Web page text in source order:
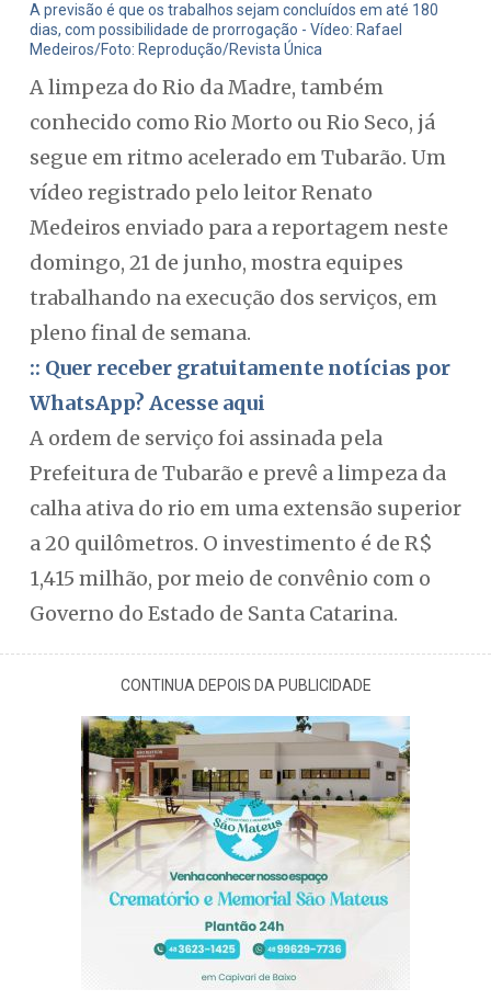
A previsão é que os trabalhos sejam concluídos em até 180
dias, com possibilidade de prorrogação - Vídeo: Rafael
Medeiros/Foto: Reprodução/Revista Única
A limpeza do Rio da Madre, também
conhecido como Rio Morto ou Rio Seco, já
segue em ritmo acelerado em Tubarão. Um
vídeo registrado pelo leitor Renato
Medeiros enviado para a reportagem neste
domingo, 21 de junho, mostra equipes
trabalhando na execução dos serviços, em
pleno final de semana.
:: Quer receber gratuitamente notícias por
WhatsApp? Acesse aqui
A ordem de serviço foi assinada pela
Prefeitura de Tubarão e prevê a limpeza da
calha ativa do rio em uma extensão superior
a 20 quilômetros. O investimento é de R$
1,415 milhão, por meio de convênio com o
Governo do Estado de Santa Catarina.
CONTINUA DEPOIS DA PUBLICIDADE